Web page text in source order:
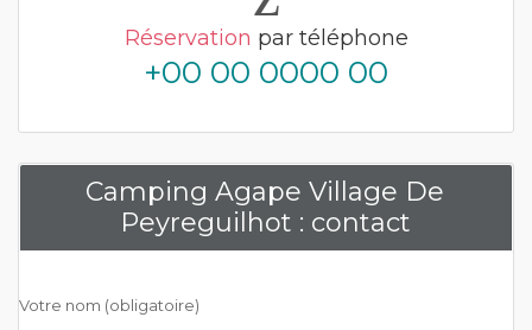
Réservation par téléphone
+00 00 0000 00
Camping Agape Village De
Peyreguilhot : contact
Votre nom (obligatoire)